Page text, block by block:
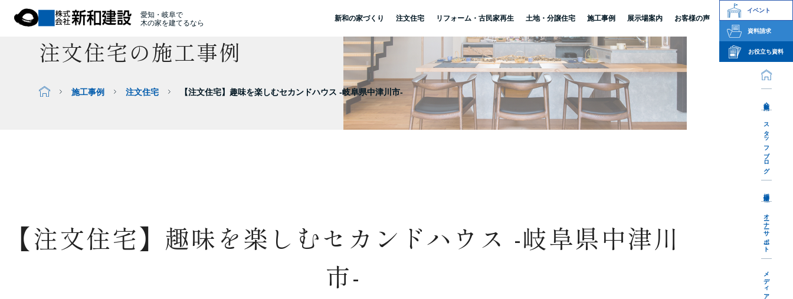
愛知・岐阜で
木の家を建てるなら
新和の家づくり 注文住宅 リフォーム・古民家再生 土地・分譲住宅 施工事例 展示場案内 お客様の声
イベント
資料請求
お役立ち資料
スタッフブログ
オーナーサポート
メディア情報
注文住宅の施工事例
施工事例 注文住宅 【注文住宅】趣味を楽しむセカンドハウス -岐阜県中津川市-
【注文住宅】趣味を楽しむセカンドハウス -岐阜県中津川
市-